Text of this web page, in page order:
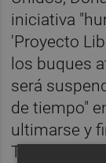
iniciativa
'Proyecto
los buques
será
de tiempo"
ultimarse y
Teherán,